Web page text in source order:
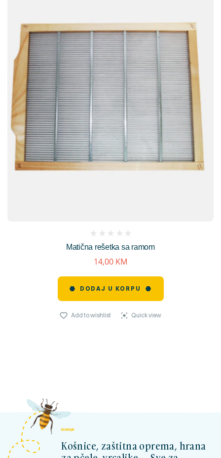
Matična rešetka sa ramom
reviews)
14,00 KM
DODAJ U KORPU
Add to wishlist Quick view
kosnicashop.ba
Košnice, zaštitna oprema, hrana